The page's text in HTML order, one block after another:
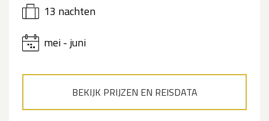
13 nachten
mei - juni
BEKIJK PRIJZEN EN REISDATA